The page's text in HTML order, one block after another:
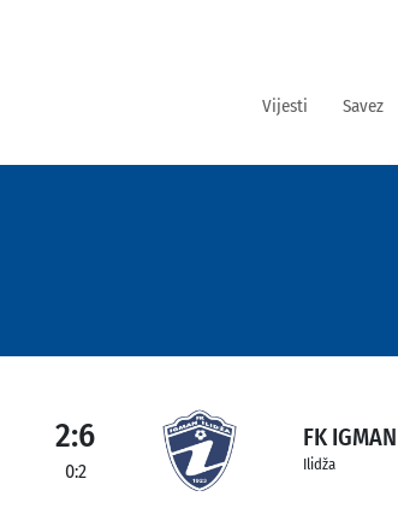
Vijesti Savez
2:6
0:2
FK IGMAN
Ilidža